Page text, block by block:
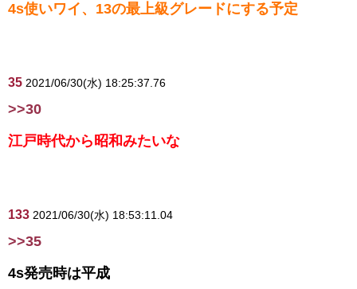
4s使いワイ、13の最上級グレードにする予定
35 2021/06/30(水) 18:25:37.76
>>30
江戸時代から昭和みたいな
133 2021/06/30(水) 18:53:11.04
>>35
4s発売時は平成